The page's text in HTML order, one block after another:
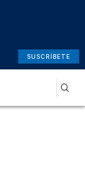
SUSCRÍBETE